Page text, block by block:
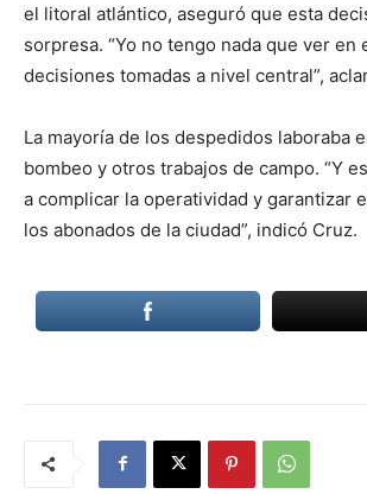
el litoral atlántico, aseguró que esta
sorpresa. “Yo no tengo nada que ver en
decisiones tomadas a nivel central”,
La mayoría de los despedidos laboraba
bombeo y otros trabajos de campo. “Y
a complicar la operatividad y garantizar
los abonados de la ciudad”, indicó Cruz.